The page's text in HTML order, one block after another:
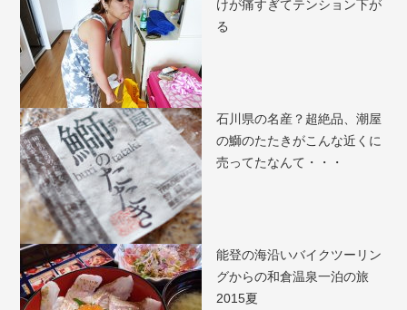
けが痛すぎてテンション下が
る
石川県の名産？超絶品、潮屋
の鰤のたたきがこんな近くに
売ってたなんて・・・
能登の海沿いバイクツーリン
グからの和倉温泉一泊の旅
2015夏